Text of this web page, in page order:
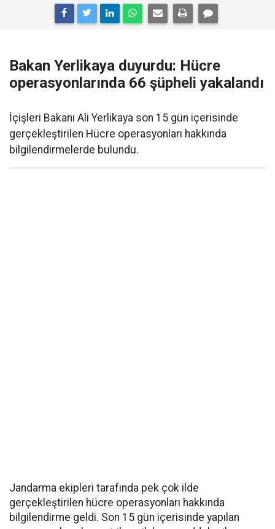
Bakan Yerlikaya duyurdu: Hücre
operasyonlarında 66 şüpheli yakalandı
İçişleri Bakanı Ali Yerlikaya son 15 gün içerisinde
gerçekleştirilen Hücre operasyonları hakkında
bilgilendirmelerde bulundu.
Jandarma ekipleri tarafında pek çok ilde
gerçekleştirilen hücre operasyonları hakkında
bilgilendirme geldi. Son 15 gün içerisinde yapılan